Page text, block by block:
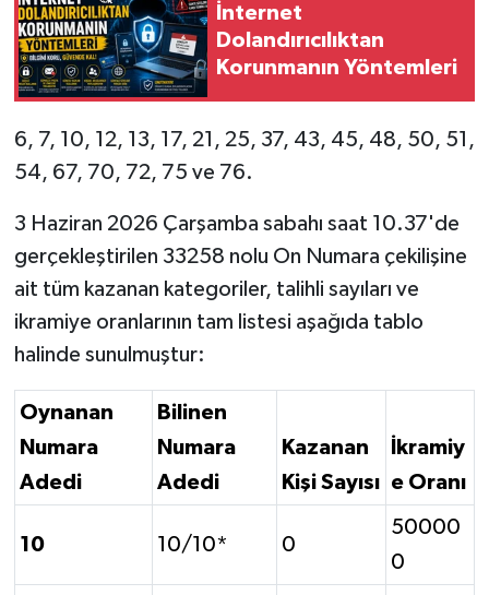
İnternet
Dolandırıcılıktan
Korunmanın Yöntemleri
6, 7, 10, 12, 13, 17, 21, 25, 37, 43, 45, 48, 50, 51,
54, 67, 70, 72, 75 ve 76.
3 Haziran 2026 Çarşamba sabahı saat 10.37'de
gerçekleştirilen 33258 nolu On Numara çekilişine
ait tüm kazanan kategoriler, talihli sayıları ve
ikramiye oranlarının tam listesi aşağıda tablo
halinde sunulmuştur:
Oynanan
Numara
Adedi
Bilinen
Numara
Adedi
Kazanan
Kişi Sayısı
İkramiy
e Oranı
10 10/10* 0
50000
0